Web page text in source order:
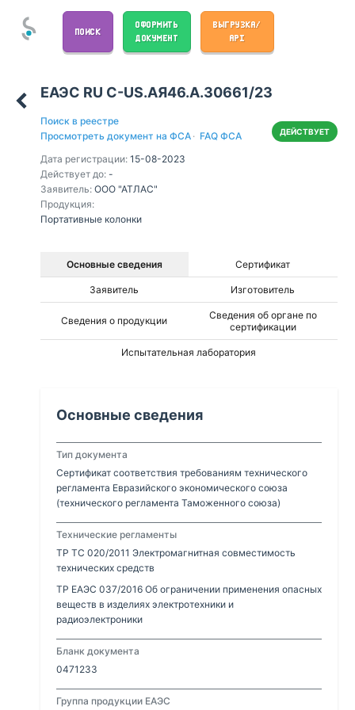
ПОИСК
ОФОРМИТЬ
ДОКУМЕНТ
ВЫГРУЗКА/
API
ЕАЭС RU С-US.АЯ46.А.30661/23
Поиск в реестре
Просмотреть документ на ФСА · FAQ ФСА
Дата регистрации: 15-08-2023
Действует до: -
Заявитель: ООО "АТЛАС"
Продукция:
Портативные колонки
ДЕЙСТВУЕТ
Основные сведения Сертификат
Заявитель Изготовитель
Сведения о продукции
Сведения об органе по
сертификации
Испытательная лаборатория
Основные сведения
Тип документа
Сертификат соответствия требованиям технического
регламента Евразийского экономического союза
(технического регламента Таможенного союза)
Технические регламенты
ТР ТС 020/2011 Электромагнитная совместимость
технических средств
ТР ЕАЭС 037/2016 Об ограничении применения опасных
веществ в изделиях электротехники и
радиоэлектроники
Бланк документа
0471233
Группа продукции ЕАЭС